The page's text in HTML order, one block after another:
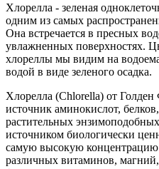
Хлорелла - зеленая
одним из самых
Она встречается в пресных
увлажненных поверхностях.
хлореллы мы видим на
водой в виде зеленого осадка.
Хлорелла (Chlorella) от Голден
источник аминокислот,
растительных
источником биологически
самую высокую концентрацию
различных витаминов,